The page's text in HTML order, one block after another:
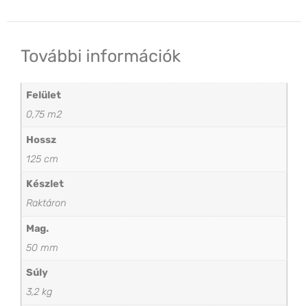
További információk
Felület
0,75 m2
Hossz
125 cm
Készlet
Raktáron
Mag.
50 mm
Súly
3,2 kg